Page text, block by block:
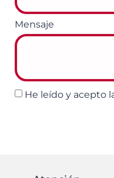
Mensaje
He leído y acepto